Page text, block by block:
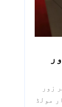
زور
مولڈ